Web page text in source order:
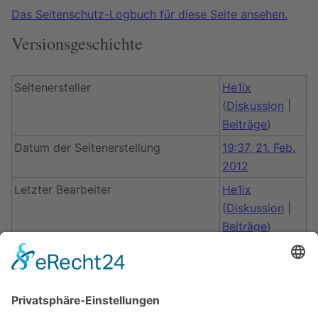
Das Seitenschutz-Logbuch für diese Seite ansehen.
Versionsgeschichte
Seitenersteller
He1ix
(Diskussion
Beiträge)
Datum der Seitenerstellung
19:37, 21. Feb.
2012
Letzter Bearbeiter
He1ix
(Diskussion
Beiträge)
Datum der letzten Bearbeitung
19:37, 21. Feb.